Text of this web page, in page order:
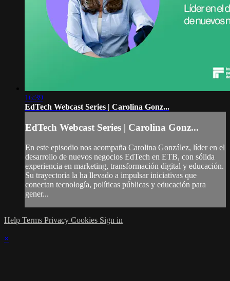
16:39
EdTech Webcast Series | Carolina Gonz...
EdTech Webcast Series | Carolina Gonz...
En este episodio nos acompaña Carolina González, líder en el
desarrollo de nuevos negocios EdTech en ETB, con sólida
experiencia en marketing, transformación digital y educación.
Su trayectoria la ha llevado a impulsar iniciativas que
conectan tecnología, políticas públicas y educación para
gener...
Help Terms Privacy Cookies Sign in
×